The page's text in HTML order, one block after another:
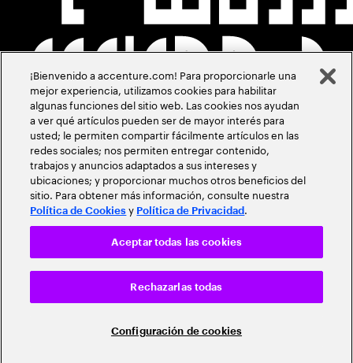
¡Bienvenido a accenture.com! Para proporcionarle una
mejor experiencia, utilizamos cookies para habilitar
algunas funciones del sitio web. Las cookies nos ayudan
a ver qué artículos pueden ser de mayor interés para
usted; le permiten compartir fácilmente artículos en las
redes sociales; nos permiten entregar contenido,
trabajos y anuncios adaptados a sus intereses y
ubicaciones; y proporcionar muchos otros beneficios del
sitio. Para obtener más información, consulte nuestra
Política de Cookies y Política de Privacidad .
Configuración de cookies
Rechazarlas todas
Aceptar todas las cookies